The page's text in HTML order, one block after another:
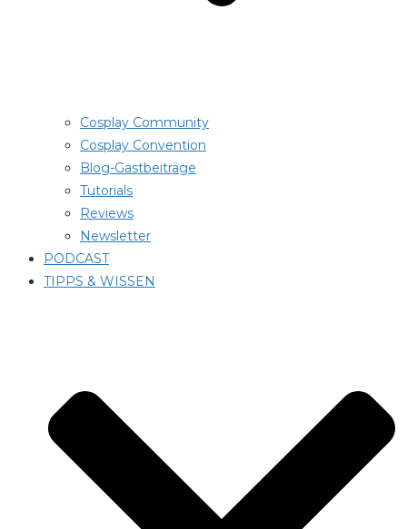
Cosplay Community
Cosplay Convention
Blog-Gastbeiträge
Tutorials
Reviews
Newsletter
PODCAST
TIPPS & WISSEN